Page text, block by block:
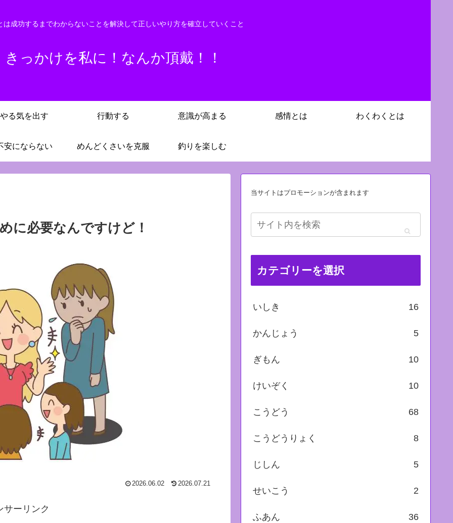
は成功するまでわからないことを解決して正しいやり方を確立していくこと
きっかけを私に！なんか頂戴！！
やる気を出す 行動する 意識が高まる 感情とは わくわくとは
安にならない めんどくさいを克服 釣りを楽しむ
に必要なんですけど！
2026.06.02 2026.07.21
サーリンク
当サイトはプロモーションが含まれます
カテゴリーを選択
いしき 16
かんじょう 5
ぎもん 10
けいぞく 10
こうどう 68
こうどうりょく 8
じしん 5
せいこう 2
ふあん 36